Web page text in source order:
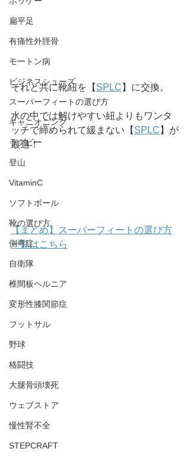
扁平足
有痛性外脛骨
モートン病
ビジネスシューズ
スーパーフィートの選び方
キャニオニング
ラグビー
登山
VitaminC
ソフトボール
靴の選び方
側弯症
自衛隊
椎間板ヘルニア
変形性膝関節症
フットサル
野球
格闘技
大腿骨頭壊死
ウェブストア
慢性腎不全
STEPCRAFT
それと共に靴紐を【 SPLC 】に交換。
水の中では解けやすい紐よりもワンタ
ッチで締められて緩まない【 SPLC 】が
最適！
【まとめ】スーパーフィートの選び方
一覧はこちら